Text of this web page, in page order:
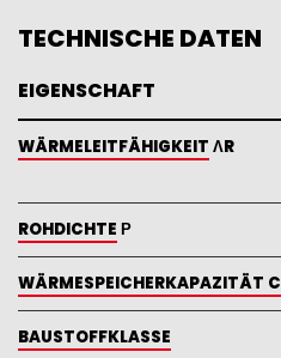
TECHNISCHE DATEN
EIGENSCHAFT
WÄRMELEITFÄHIGKEIT ΛR
ROHDICHTE Ρ
WÄRMESPEICHERKAPAZITÄT C
BAUSTOFFKLASSE